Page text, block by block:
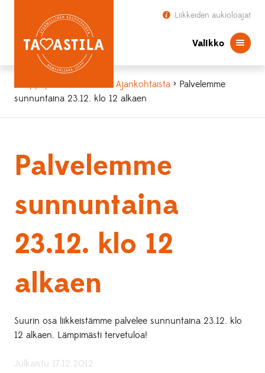
Liikkeiden aukioloajat
Valikko
>Ajankohtaista > Palvelemme
sunnuntaina 23.12. klo 12 alkaen
Palvelemme
sunnuntaina
23.12. klo 12
alkaen
Suurin osa liikkeistämme palvelee sunnuntaina 23.12. klo
12 alkaen. Lämpimästi tervetuloa!
Julkaistu 17.12.2012